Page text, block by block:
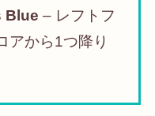
Blue – レフトフ
アから1つ降り